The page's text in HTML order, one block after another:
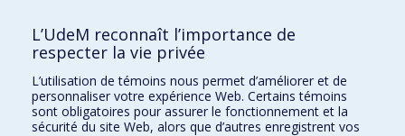
Comment soutenir le Département?
BESOIN D'AIDE?
Plan du site
Signaler une erreur
Accessibilité
L’UdeM reconnaît l’importance de
respecter la vie privée
L’utilisation de témoins nous permet d’améliorer et de
personnaliser votre expérience Web. Certains témoins
sont obligatoires pour assurer le fonctionnement et la
sécurité du site Web, alors que d’autres enregistrent vos